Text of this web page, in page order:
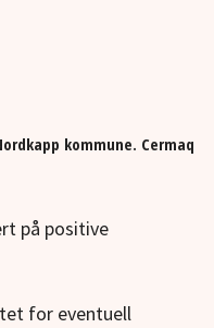
kommune. Cermaq
på positive
for eventuell